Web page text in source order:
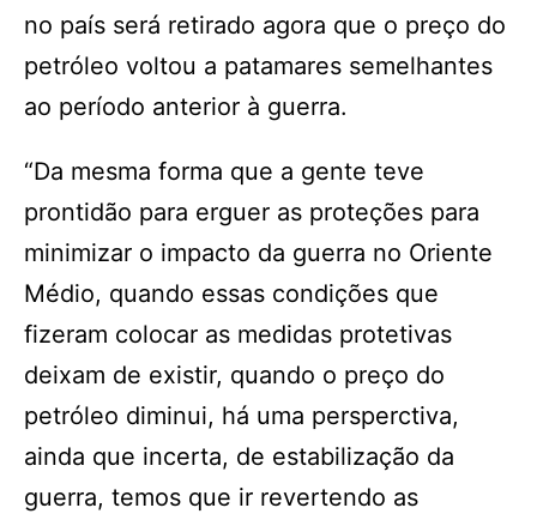
no país será retirado agora que o preço do
petróleo voltou a patamares semelhantes
ao período anterior à guerra.
“Da mesma forma que a gente teve
prontidão para erguer as proteções para
minimizar o impacto da guerra no Oriente
Médio, quando essas condições que
fizeram colocar as medidas protetivas
deixam de existir, quando o preço do
petróleo diminui, há uma persperctiva,
ainda que incerta, de estabilização da
guerra, temos que ir revertendo as